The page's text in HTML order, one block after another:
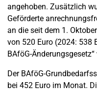
angehoben. Zusätzlich
Geförderte
an die seit dem 1.
von 520 Euro (2024: 538
BAföG-
Der BAföG-
bei 452 Euro im Monat.